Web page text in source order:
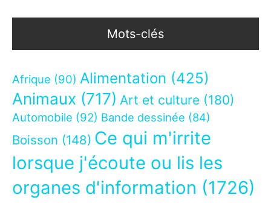
Mots-clés
Afrique (90) Alimentation (425)
Animaux (717) Art et culture (180)
Automobile (92) Bande dessinée (84)
Boisson (148) Ce qui m'irrite
lorsque j'écoute ou lis les
organes d'information (1726)